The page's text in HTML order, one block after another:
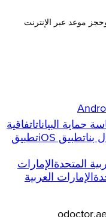
حماية البياناتاتفاقية
بناتطبيق iOS
تطبيق
المتحدةالإمارات
الإمارات العربية